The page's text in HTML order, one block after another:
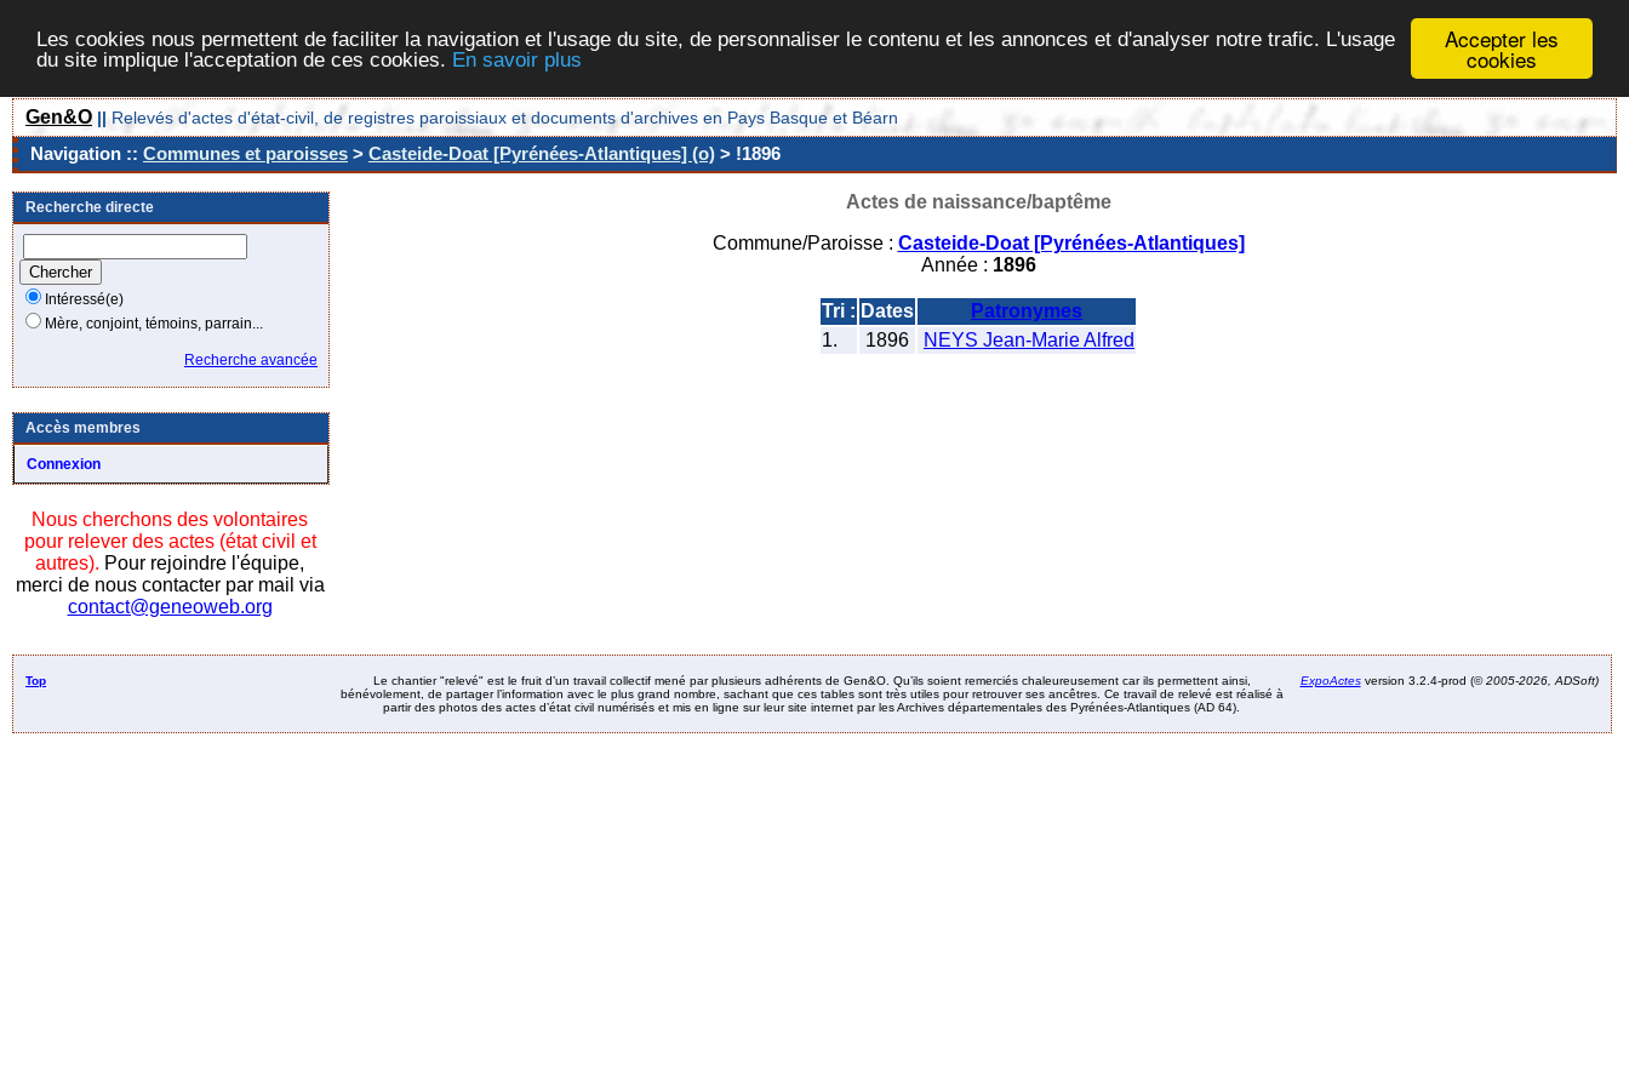
Accepter les
cookies
Les cookies nous permettent de faciliter la navigation et l'usage du site, de personnaliser le contenu et les annonces et d'analyser notre trafic. L'usage
du site implique l'acceptation de ces cookies. En savoir plus
Gen&O || Relevés d'actes d'état-civil, de registres paroissiaux et documents d'archives en Pays Basque et Béarn
Navigation :: Communes et paroisses > Casteide-Doat [Pyrénées-Atlantiques] (o) > !1896
Recherche directe
Intéressé(e)
Mère, conjoint, témoins, parrain...
Recherche avancée
Accès membres
Connexion
Nous cherchons des volontaires
pour relever des actes (état civil et
autres). Pour rejoindre l'équipe,
merci de nous contacter par mail via
contact@geneoweb.org
Actes de naissance/baptême
Commune/Paroisse : Casteide-Doat [Pyrénées-Atlantiques]
Année : 1896
Tri : Dates
Patronymes
1.
1896 NEYS Jean-Marie Alfred
Top
Le chantier "relevé" est le fruit d’un travail collectif mené par plusieurs adhérents de Gen&O. Qu’ils soient remerciés chaleureusement car ils permettent ainsi,
bénévolement, de partager l’information avec le plus grand nombre, sachant que ces tables sont très utiles pour retrouver ses ancêtres. Ce travail de relevé est réalisé à
partir des photos des actes d’état civil numérisés et mis en ligne sur leur site internet par les Archives départementales des Pyrénées-Atlantiques (AD 64).
ExpoActesversion 3.2.4-prod (©2005-2026, ADSoft)